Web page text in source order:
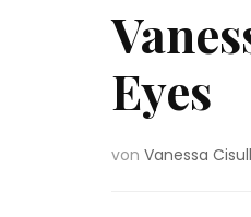
Eyes
von Vanessa